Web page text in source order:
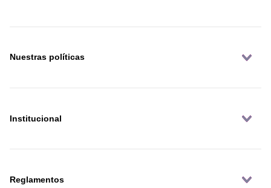
Nuestras políticas
Institucional
Reglamentos